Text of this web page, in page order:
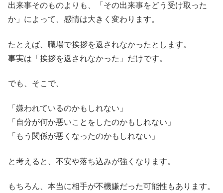
出来事そのものよりも、「その出来事をどう受け取った
か」によって、感情は大きく変わります。
たとえば、職場で挨拶を返されなかったとします。
事実は「挨拶を返されなかった」だけです。
でも、そこで、
「嫌われているのかもしれない」
「自分が何か悪いことをしたのかもしれない」
「もう関係が悪くなったのかもしれない」
と考えると、不安や落ち込みが強くなります。
もちろん、本当に相手が不機嫌だった可能性もあります。